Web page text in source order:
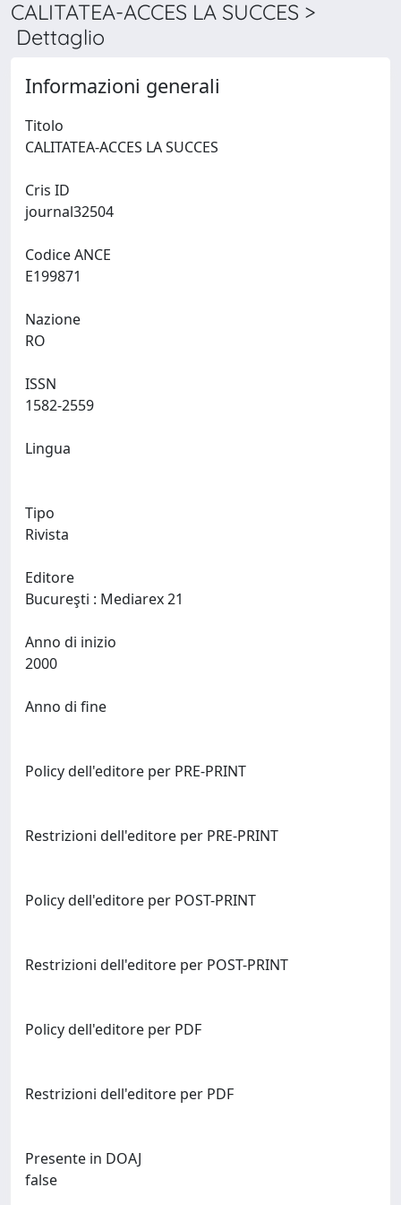
CALITATEA-ACCES LA SUCCES >
Dettaglio
Informazioni generali
Titolo
Cris ID
Codice ANCE
Nazione
ISSN
Lingua
Tipo
Rivista
Editore
Anno di inizio
Anno di fine
Policy dell'editore per PRE-PRINT
Restrizioni dell'editore per PRE-PRINT
Policy dell'editore per POST-PRINT
Restrizioni dell'editore per POST-PRINT
Policy dell'editore per PDF
Restrizioni dell'editore per PDF
Presente in DOAJ